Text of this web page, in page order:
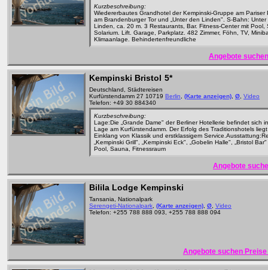
Kurzbeschreibung:
Wiedererbautes Grandhotel der Kempinski-Gruppe am Pariser
am Brandenburger Tor und „Unter den Linden". S-Bahn: Unter
Linden, ca. 20 m. 3 Restaurants, Bar. Fitness-Center mit Pool,
Solarium. Lift. Garage, Parkplatz. 482 Zimmer, Föhn, TV,
Klimaanlage. Behindertenfreundliche
Angebote
Kempinski Bristol 5*
Deutschland, Städtereisen
Kurfürstendamm 27 10719 Berlin (Karte anzeigen) Ø Video
Telefon: +49 30 884340
Kurzbeschreibung:
Lage:Die „Grande Dame" der Berliner Hotellerie befindet sich
Lage am Kurfürstendamm. Der Erfolg des Traditionshotels liegt
Einklang von Klassik und erstklassigem
„Kempinski Grill", „Kempinski Eck", „Gobelin Halle", „Bristol
Pool, Sauna, Fitnessraum
Angebote
Bilila Lodge Kempinski
Tansania, Nationalpark
Serengeti-Nationalpark (Karte anzeigen) Ø Video
Telefon: +255 788 888 093, +255 788 888 094
Angebote suchen